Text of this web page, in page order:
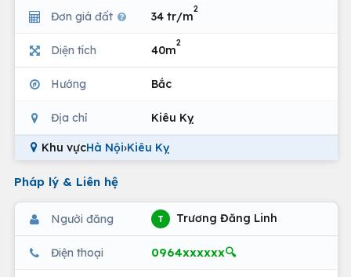
Đơn giá đất 34 tr/m
2
Diện tích 40m
2
Hướng Bắc
Địa chỉ Kiêu Kỵ
Khu vựcHà Nội›Kiêu Kỵ
Pháp lý & Liên hệ
Người đăng T Trương Đăng Linh
Điện thoại 0964xxxxxx🔍